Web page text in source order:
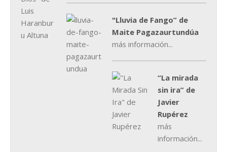
"Lluvia de Fango” de
Maite Pagazaurtundúa
más información...
“La mirada
sin ira” de
Javier
Rupérez
más
información...